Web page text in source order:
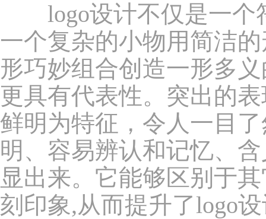
logo设计不仅是一个
一个复杂的小物用简洁
形巧妙组合创造一形多
更具有代表性。突出的
鲜明为特征，令人一目
明、容易辨认和记忆、
显出来。它能够区别于
刻印象,从而提升了logo